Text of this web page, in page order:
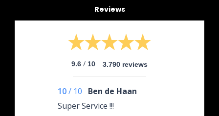
Reviews
9.6 / 10 3.790 reviews
10/ 10
Ben de Haan
Super Service !!!